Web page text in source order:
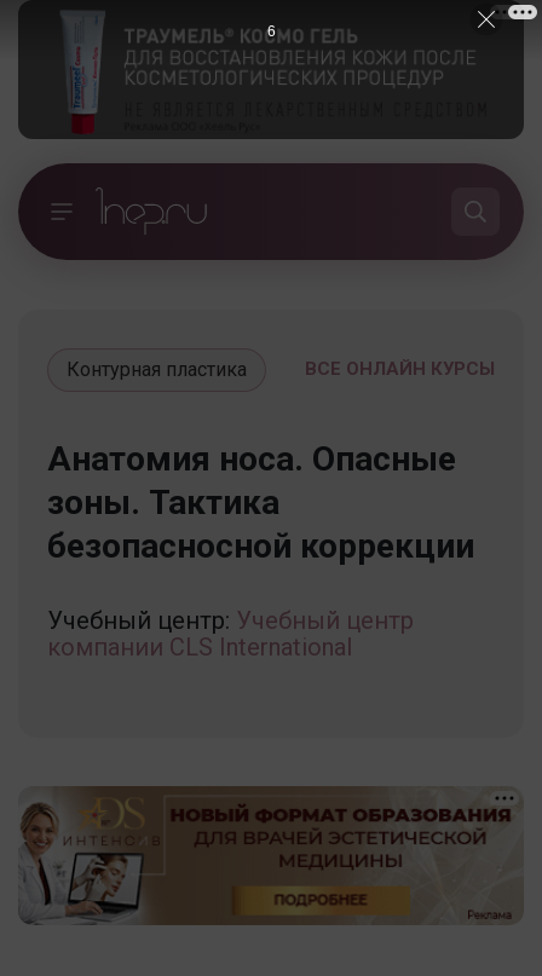
ВСЕ ОНЛАЙН КУРСЫ
Контурная пластика
Анатомия носа. Опасные
зоны. Тактика
безопасносной коррекции
Учебный центр: Учебный центр
компании CLS International
5